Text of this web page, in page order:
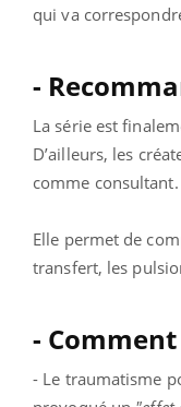
qui va
-
La série est
D’ailleurs, les
comme consultant.
Elle permet de
transfert, les
-
- Le traumatisme
sujets qui sont